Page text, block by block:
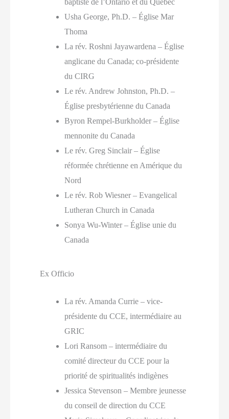
baptiste de l’Ontario et du Québec
Usha George, Ph.D. – Église Mar
Thoma
La rév. Roshni Jayawardena – Église
anglicane du Canada; co-présidente
du CIRG
Le rév. Andrew Johnston, Ph.D. –
Église presbytérienne du Canada
Byron Rempel-Burkholder – Église
mennonite du Canada
Le rév. Greg Sinclair – Église
réformée chrétienne en Amérique du
Nord
Le rév. Rob Wiesner – Evangelical
Lutheran Church in Canada
Sonya Wu-Winter – Église unie du
Canada
Ex Officio
La rév. Amanda Currie – vice-
présidente du CCE, intermédiaire au
GRIC
Lori Ransom – intermédiaire du
comité directeur du CCE pour la
priorité de spiritualités indigènes
Jessica Stevenson – Membre jeunesse
du conseil de direction du CCE